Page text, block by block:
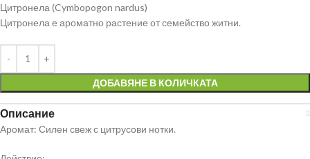
Цитронела (Cymbopogon nardus)
Цитронела е ароматно растение от семейство житни.
ДОБАВЯНЕ В КОЛИЧКАТА
Описание
Аромат: Силен свеж с цитрусови нотки.